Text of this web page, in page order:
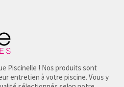
Piscinelle ! Nos produits sont
entretien à votre piscine. Vous y